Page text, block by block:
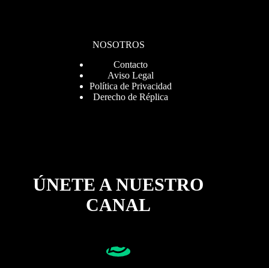
NOSOTROS
Contacto
Aviso Legal
Política de Privacidad
Derecho de Réplica
ÚNETE A NUESTRO
CANAL